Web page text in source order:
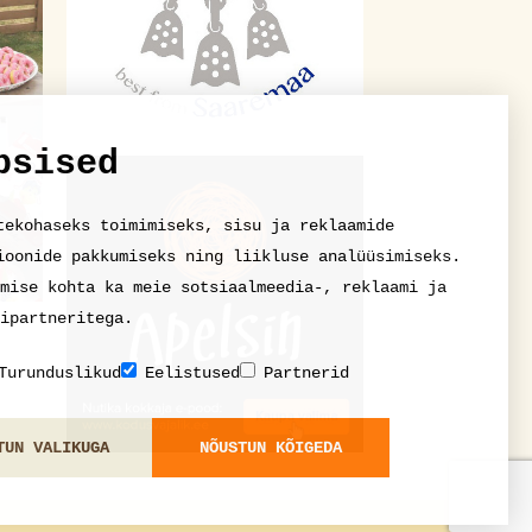
toimimiseks, sisu ja reklaamide
pakkumiseks ning liikluse analüüsimiseks.
kohta ka meie sotsiaalmeedia-, reklaami ja
Eelistused Partnerid
VALIKUGA NÕUSTUN KÕIGEDA